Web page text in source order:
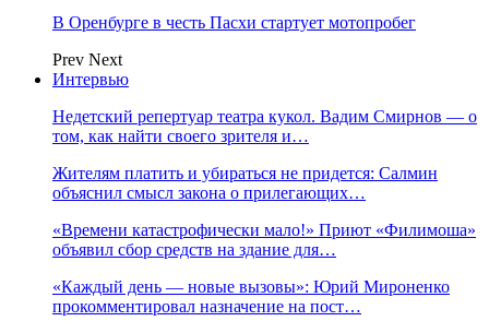
В Оренбурге в честь Пасхи стартует мотопробег
Prev Next
Интервью
Недетский репертуар театра кукол. Вадим Смирнов — о
том, как найти своего зрителя и…
Жителям платить и убираться не придется: Салмин
объяснил смысл закона о прилегающих…
«Времени катастрофически мало!» Приют «Филимоша»
объявил сбор средств на здание для…
«Каждый день — новые вызовы»: Юрий Мироненко
прокомментировал назначение на пост…